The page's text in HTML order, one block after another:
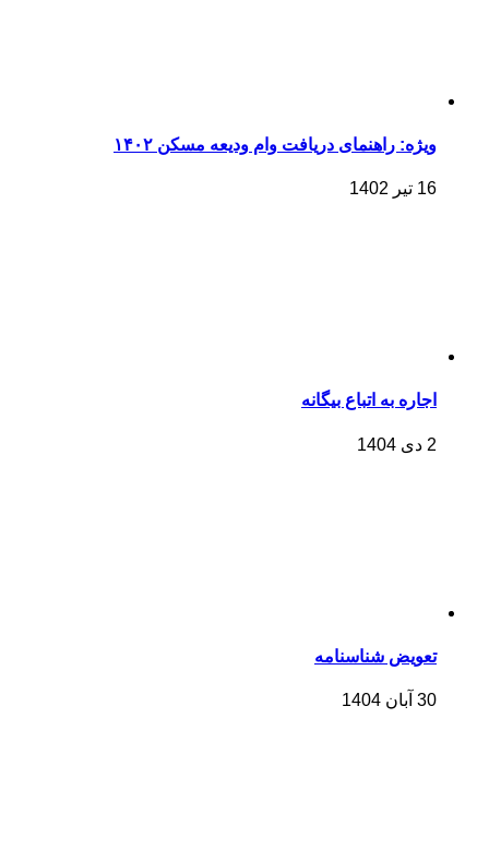
ویژه: راهنمای دریافت وام ودیعه مسکن ۱۴۰۲
16 تیر 1402
اجاره به اتباع بیگانه
2 دی 1404
تعویض شناسنامه
30 آبان 1404